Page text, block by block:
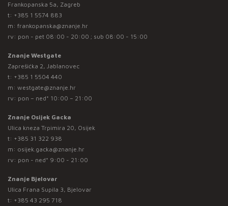
Frankopanska 5a, Zagreb
t: +385 1 5574 883
m: frankopanska@znanje.hr
rv: pon - pet 08:00 - 20:00 ; sub 08:00 - 15:00
Znanje Westgate
Zaprešićka 2, Jablanovec
t: +385 1 5504 440
m: westgate@znanje.hr
rv: pon – ned* 10:00 – 21:00
Znanje Osijek Gacka
Ulica kneza Trpimira 20, Osijek
t: +385 31 322 938
m: osijek.gacka@znanje.hr
rv: pon - ned* 9:00 - 21:00
Znanje Bjelovar
Ulica Frana Supila 3, Bjelovar
t: +385 43 295 718